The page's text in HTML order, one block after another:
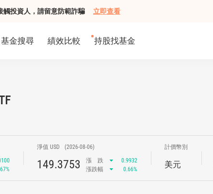
觸投資人，請留意防範詐騙 立即查看
基金搜尋 績效比較 持股找基金
淨值 USD (2026-08-06)
149.3753 漲 跌
0.9932
漲跌幅
0.66%
計價幣別
美元